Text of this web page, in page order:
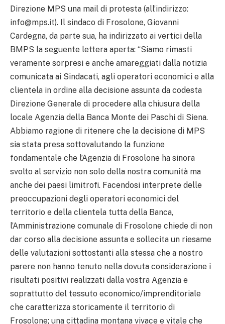
Direzione MPS una mail di protesta (all’indirizzo:
info@mps.it). Il sindaco di Frosolone, Giovanni
Cardegna, da parte sua, ha indirizzato ai vertici della
BMPS la seguente lettera aperta: “Siamo rimasti
veramente sorpresi e anche amareggiati dalla notizia
comunicata ai Sindacati, agli operatori economici e alla
clientela in ordine alla decisione assunta da codesta
Direzione Generale di procedere alla chiusura della
locale Agenzia della Banca Monte dei Paschi di Siena.
Abbiamo ragione di ritenere che la decisione di MPS
sia stata presa sottovalutando la funzione
fondamentale che l’Agenzia di Frosolone ha sinora
svolto al servizio non solo della nostra comunità ma
anche dei paesi limitrofi. Facendosi interprete delle
preoccupazioni degli operatori economici del
territorio e della clientela tutta della Banca,
l’Amministrazione comunale di Frosolone chiede di non
dar corso alla decisione assunta e sollecita un riesame
delle valutazioni sottostanti alla stessa che a nostro
parere non hanno tenuto nella dovuta considerazione i
risultati positivi realizzati dalla vostra Agenzia e
soprattutto del tessuto economico/imprenditoriale
che caratterizza storicamente il territorio di
Frosolone; una cittadina montana vivace e vitale che